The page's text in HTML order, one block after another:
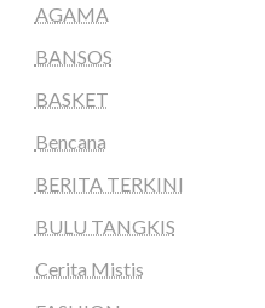
AGAMA
BANSOS
BASKET
Bencana
BERITA TERKINI
BULU TANGKIS
Cerita Mistis